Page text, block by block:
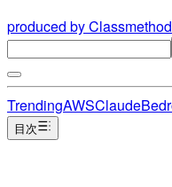
produced by Classmethod
TrendingAWSClaude
目次